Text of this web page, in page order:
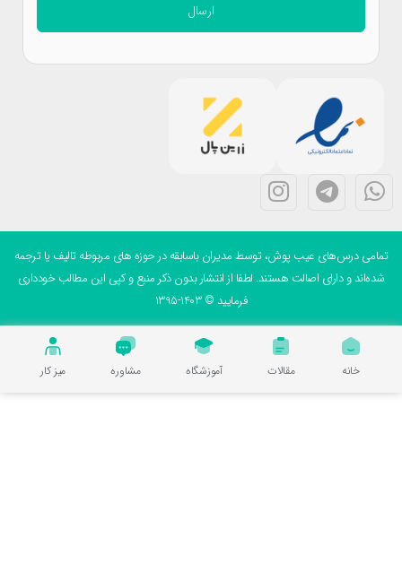
ارسال
درس‌های عیب پوش، توسط مدیران باسابقه در حوزه های مربوطه تالیف یا ترجمه
و دارای اصالت هستند. لطفا از انتشار بدون ذکر منبع و کپی این مطالب خودداری
فرمایید © 1403-1395
مقالات آموزشگاه مشاوره